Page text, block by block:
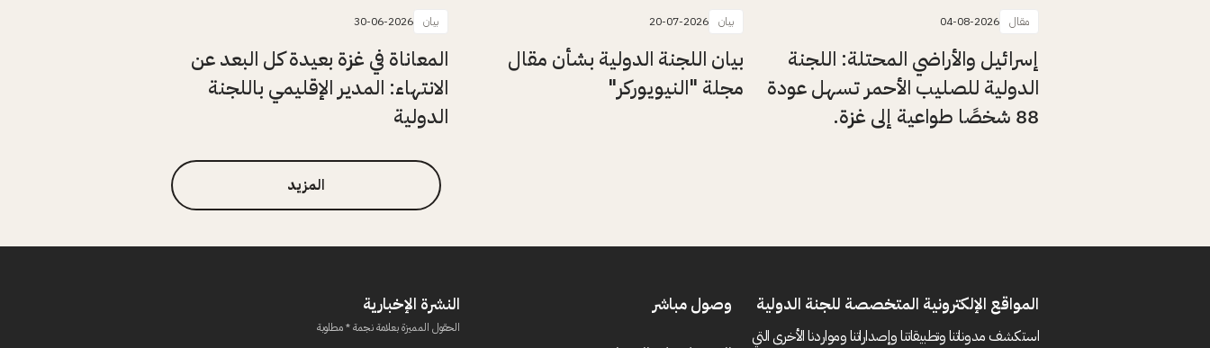
مقال 04-08-2026
إسرائيل والأراضي المحتلة: اللجنة
الدولية للصليب الأحمر تسهل عودة
88 شخصًا طواعية إلى غزة.
بيان 20-07-2026
بيان اللجنة الدولية بشأن مقال
مجلة "النيويوركر"
بيان 30-06-2026
المعاناة في غزة بعيدة كل البعد عن
الانتهاء: المدير الإقليمي باللجنة
الدولية
المزيد
المواقع الإلكترونية المتخصصة للجنة الدولية
استكشف مدوناتنا وتطبيقاتنا وإصداراتنا ومواردنا الأخرى التي
وصول مباشر النشرة الإخبارية
الحقول المميزة بعلامة نجمة * مطلوبة